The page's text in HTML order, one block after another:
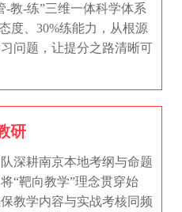
-教-练”三维一体科学体系
度、30%练能力，从根源
问题，让提分之路清晰可
研
深耕南京本地考纲与命题
“靶向教学”理念贯穿始
教学内容与实战考核同频